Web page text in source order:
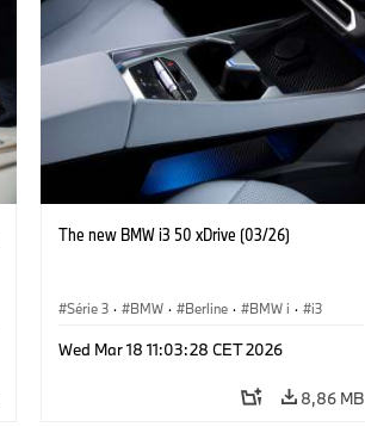
The new BMW i3 50 xDrive (03/26)
Série 3 · BMW · Berline · BMW i · i3
Wed Mar 18 11:03:28 CET 2026
8,86 MB